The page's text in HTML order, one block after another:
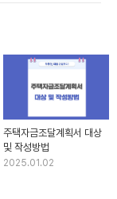
주택자금조달계획서 대상
및 작성방법
2025.01.02